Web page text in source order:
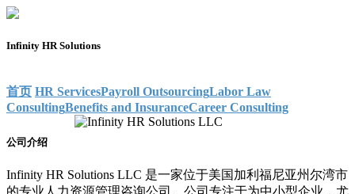
Infinity HR Solutions
首页 HR ServicesPayroll OutsourcingLabor Law
ConsultingBenefits and InsuranceCareer Consulting
公司介绍
Infinity HR Solutions LLC 是一家位于美国加利福尼亚州尔湾市
的专业人力资源管理咨询公司。公司专注于为中小型企业，尤